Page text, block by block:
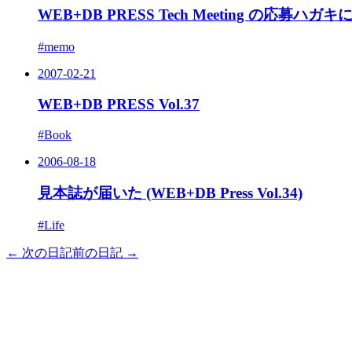
WEB+DB PRESS Tech Meeting の応募ハガキ
#memo
2007-02-21
WEB+DB PRESS Vol.37
#Book
2006-08-18
見本誌が届いた (WEB+DB Press Vol.34)
#Life
← 次の日記前の日記 →